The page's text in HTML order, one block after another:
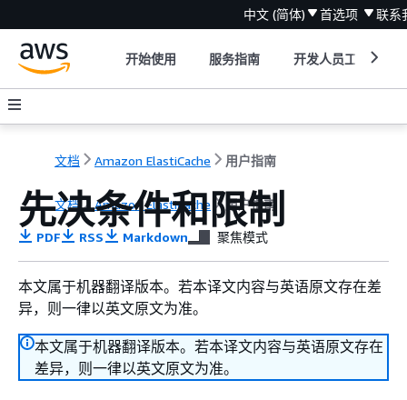
中文 (简体) 首选项 联系
开始使用 服务指南 开发人员工具
文档 Amazon ElastiCache 用户指南
文档 Amazon ElastiCache 用户指南
先决条件和限制
PDF RSS Markdown 聚焦模式
本文属于机器翻译版本。若本译文内容与英语原文存在差
异，则一律以英文原文为准。
本文属于机器翻译版本。若本译文内容与英语原文存在
差异，则一律以英文原文为准。